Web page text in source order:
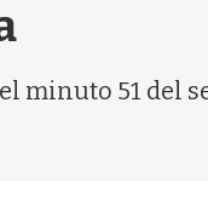
minuto 51 del